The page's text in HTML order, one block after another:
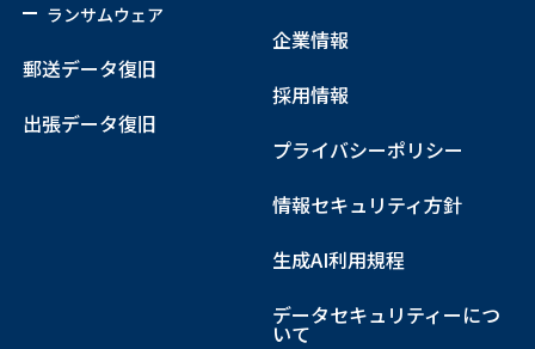
ランサムウェア
郵送データ復旧
出張データ復旧
企業情報
採用情報
プライバシーポリシー
情報セキュリティ方針
生成AI利用規程
データセキュリティーにつ
いて